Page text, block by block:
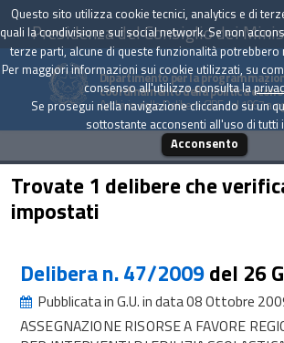
Presidenza del Consiglio dei
Dipartimento per la
coordinamento della politica
Archivio delle Delibere CIPE dal 1967 a
Trovate 1 delibere che
impostati
Delibera n. 47/2009del 26
Pubblicata in G.U. in data 08 Ottobre
ASSEGNAZIONE RISORSE A FAVORE
Questo sito utilizza cookie tecnici, analytics e di
quali la condivisione sui social network. Se non
terze parti, alcune di queste funzionalità
Per maggiori informazioni sui cookie utilizzati, su
consenso all'utilizzo consulta la
Se prosegui nella navigazione cliccando su un
sottostante acconsenti all'uso di tutti
Acconsento